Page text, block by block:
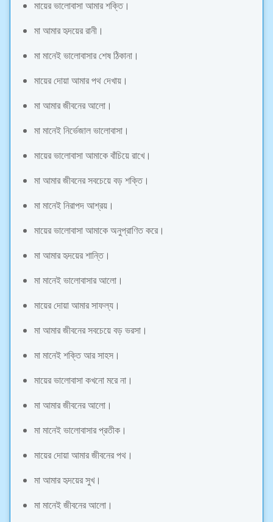
মায়ের ভালোবাসা আমার শক্তি।
মা আমার হৃদয়ের রানী।
মা মানেই ভালোবাসার শেষ ঠিকানা।
মায়ের দোয়া আমার পথ দেখায়।
মা আমার জীবনের আলো।
মা মানেই নির্ভেজাল ভালোবাসা।
মায়ের ভালোবাসা আমাকে বাঁচিয়ে রাখে।
মা আমার জীবনের সবচেয়ে বড় শক্তি।
মা মানেই নিরাপদ আশ্রয়।
মায়ের ভালোবাসা আমাকে অনুপ্রাণিত করে।
মা আমার হৃদয়ের শান্তি।
মা মানেই ভালোবাসার আলো।
মায়ের দোয়া আমার সাফল্য।
মা আমার জীবনের সবচেয়ে বড় ভরসা।
মা মানেই শক্তি আর সাহস।
মায়ের ভালোবাসা কখনো মরে না।
মা আমার জীবনের আলো।
মা মানেই ভালোবাসার প্রতীক।
মায়ের দোয়া আমার জীবনের পথ।
মা আমার হৃদয়ের সুখ।
মা মানেই জীবনের আলো।